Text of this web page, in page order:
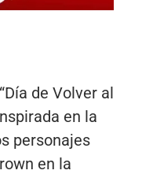
de Volver al
en la
personajes
en la